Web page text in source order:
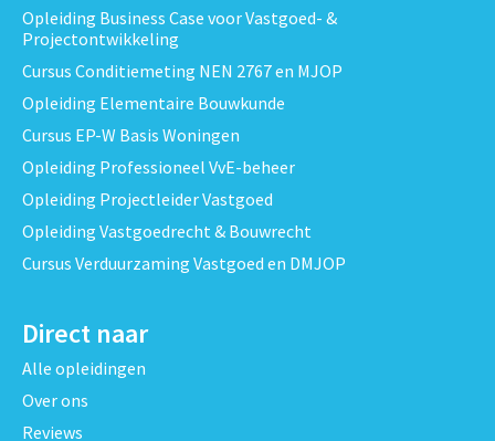
Opleiding Business Case voor Vastgoed- &
Projectontwikkeling
Cursus Conditiemeting NEN 2767 en MJOP
Opleiding Elementaire Bouwkunde
Cursus EP-W Basis Woningen
Opleiding Professioneel VvE-beheer
Opleiding Projectleider Vastgoed
Opleiding Vastgoedrecht & Bouwrecht
Cursus Verduurzaming Vastgoed en DMJOP
Direct naar
Alle opleidingen
Over ons
Reviews